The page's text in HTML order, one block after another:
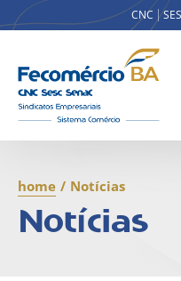
CNC
home / Notícias
Notícias